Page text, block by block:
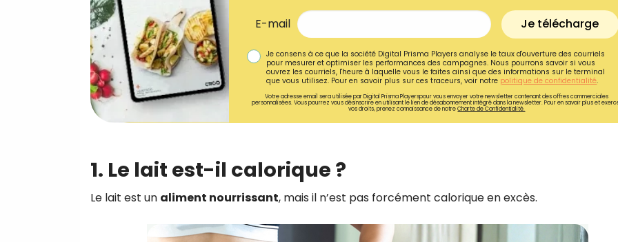
E-mail Je télécharge
Je consens à ce que la société Digital Prisma Players analyse le taux d'ouverture des courriels
pour mesurer et optimiser les performances des campagnes. Nous pourrons savoir si vous
ouvrez les courriels, l'heure à laquelle vous le faites ainsi que des informations sur le terminal
que vous utilisez. Pour en savoir plus sur ces traceurs, voir notre politique de confidentialité.
Votre adresse email sera utilisée par Digital Prisma Playerspour vous envoyer votre newsletter contenant des offres commerciales
personnalisées. Vous pourrez vous désinscrire en utilisant le lien de désabonnement intégré dans la newsletter. Pour en savoir plus et
vos droits, prenez connaissance de notreCharte de Confidentialité.
1. Le lait est-il calorique ?
Le lait est un aliment nourrissant, mais il n’est pas forcément calorique en excès.
Recevez gratuitement
recettes inédites de